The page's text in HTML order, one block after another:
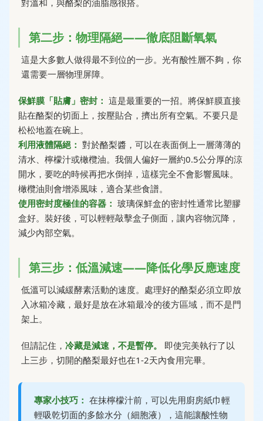
對溫和，與酪梨的油脂感很搭。
第二步：物理隔絕——徹底阻斷氧氣
這是大多數人做得最不到位的一步。光有酸性層不夠，你
還需要一層物理屏障。
保鮮膜「貼膚」密封： 這是最重要的一招。將保鮮膜直接
貼在酪梨的切面上，按壓貼合，擠出所有空氣。不要只是
松松地蓋在碗上。
利用液體隔絕： 對於酪梨醬，可以在表面倒上一層薄薄的
清水、檸檬汁或橄欖油。我個人偏好一層約0.5公分厚的涼
開水，要吃的時候再把水倒掉，這樣完全不會影響風味。
橄欖油則會增添風味，適合某些食譜。
使用密封度極佳的容器： 玻璃保鮮盒的密封性通常比塑膠
盒好。裝好後，可以輕輕敲擊盒子側面，讓內容物沉降，
減少內部空氣。
第三步：低溫減速——降低化學反應速度
低溫可以減緩酵素活動的速度。處理好的酪梨必須立即放
入冰箱冷藏，最好是放在冰箱最冷的後方區域，而不是門
架上。
但請記住， 冷藏是減速，不是暫停。
即使完美執行了以
上三步，切開的酪梨最好也在1-2天內食用完畢。
專家小技巧： 在抹檸檬汁前，可以先用廚房紙巾輕
輕吸乾切面的多餘水分（細胞液），這能讓酸性物